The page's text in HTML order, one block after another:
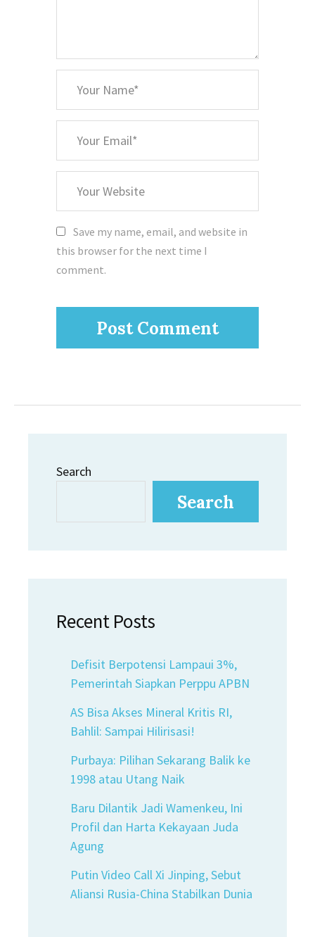
Name
Email
Website
Save my name, email, and website in
this browser for the next time I
comment.
Search
Search
Recent Posts
Defisit Berpotensi Lampaui 3%,
Pemerintah Siapkan Perppu APBN
AS Bisa Akses Mineral Kritis RI,
Bahlil: Sampai Hilirisasi!
Purbaya: Pilihan Sekarang Balik ke
1998 atau Utang Naik
Baru Dilantik Jadi Wamenkeu, Ini
Profil dan Harta Kekayaan Juda
Agung
Putin Video Call Xi Jinping, Sebut
Aliansi Rusia-China Stabilkan Dunia